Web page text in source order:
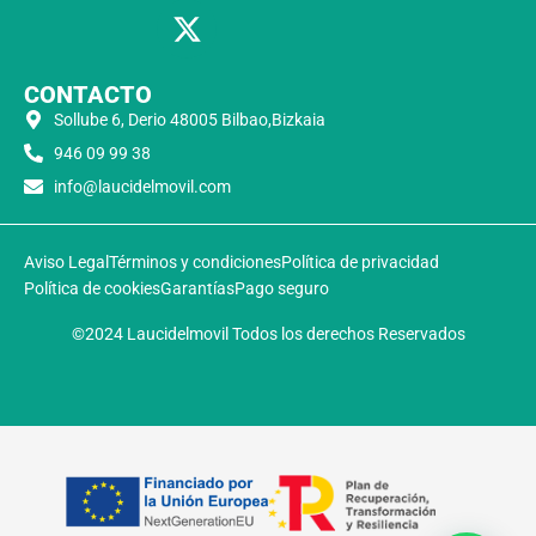
CONTACTO
Sollube 6, Derio 48005 Bilbao,Bizkaia
946 09 99 38
info@laucidelmovil.com
Aviso Legal Términos y condicionesPolítica de privacidad
Política de cookiesGarantíasPago seguro
©2024 Laucidelmovil Todos los derechos Reservados